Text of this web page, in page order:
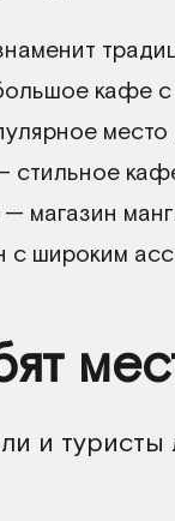
кафе с
стильное
— магазин
с широким
и туристы